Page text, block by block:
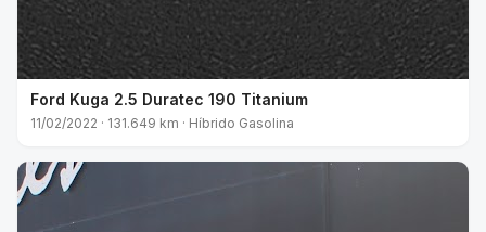
Ford Kuga 2.5 Duratec 190 Titanium
11/02/2022 · 131.649 km · Híbrido Gasolina